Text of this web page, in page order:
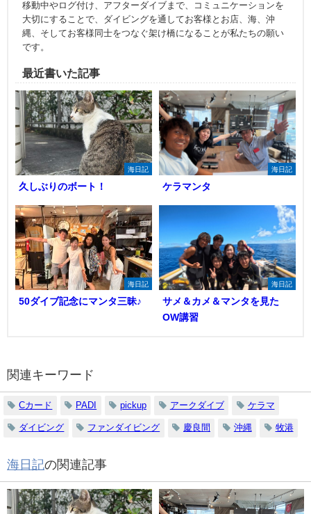
移動中やログ付け、アフターダイブまで、コミュニケーションを
大切にすることで、ダイビングを通してお客様とお店、海、沖
縄、そしてお客様同士をつなぐ架け橋になることが私たちの願い
です。
最近書いた記事
海日記
久しぶりのボート！
海日記
ケラマンタ
海日記
50ダイブ記念にマンタ三昧♪
海日記
サメ＆カメ＆マンタを見た
OW講習
関連キーワード
Cカード PADI pickup アークダイブ ケラマ
ダイビング ファンダイビング 慶良間 沖縄 牧港
海日記の関連記事